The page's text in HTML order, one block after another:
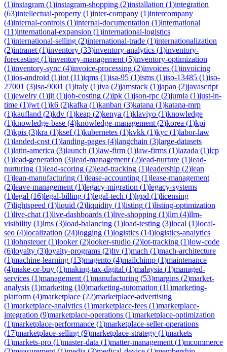
(1)instagram (1)instagram-shopping (2)installation (1)integration
(63)intellectual-property (1)inter-company (1)intercompany
(4)internal-controls (1)internal-documentation (1)international
(11)international-expansion (1)international-logistics
(1)international-selling (2)international-trade (1)internationalization
(2)intranet (1)inventory (33)inventory-analytics (1)inventory-
forecasting (1)inventory-management (5)inventory-optimization
(1)inventory-sync (4)invoice-processing (2)invoices (1)invoicing
(1)ios-android (1)iot (11)iqms (1)isa-95 (1)isms (1)iso-13485 (1)iso-
27001 (3)iso-9001 (1)italy (1)iva (2)jamstack (1)japan (2)javascript
(1)jewelry (1)jit (1)job-costing (2)jpk (1)json-rpc (2)jumia (1)just-in-
time (1)jwt (1)k6 (2)kafka (1)kanban (3)katana (1)katana-mrp
(1)kaufland (2)kdv (1)keap (2)kenya (1)klaviyo (1)knowledge
(1)knowledge-base (4)knowledge-management (2)korea (1)kpi
(3)kpis (3)kra (1)ksef(1)kubernetes (1)kvkk (1)kyc (1)labor-law
(1)landed-cost (1)landing-pages (4)langchain (3)large-datasets
(1)latin-america (3)launch (1)law-firm (1)law-firms (1)lazada (1)lcp
(1)lead-generation (3)lead-management (2)lead-nurture (1)lead-
nurturing (1)lead-scoring (2)lead-tracking (1)leadership (2)lean
(1)lean-manufacturing (1)lease-accounting (1)lease-management
(2)leave-management (1)legacy-migration (1)legacy-systems
(1)legal (16)legal-billing (1)legal-tech (1)lgpd (1)licensing
(7)lightspeed (1)liquid (2)liquidity (1)listing (1)listing-optimization
(1)live-chat (1)live-dashboards (1)live-shopping (1)llm (4)llm-
visibility (1)lms (3)load-balancing (1)load-testing (3)local (1)local-
seo (4)localization (24)logging (1)logistics (14)logistics-analytics
(1)lohnsteuer(1)looker(2)looker-studio (2)lot-tracking (1)low-code
(6)loyalty (3)loyalty-programs (2)ltv (1)mach (1)mach-architecture
(1)machine-learning (13)magento (4)mailchimp (1)maintenance
(4)make-or-buy (1)making-tax-digital (1)malaysia (1)managed-
services (1)management (1)manufacturing (53)margins (2)market-
analysis (1)marketing (10)marketing-automation (11)marketing-
platform (4)marketplace (22)marketplace-advertising
(1)marketplace-analytics (1)marketplace-fees (1)marketplace-
integration (9)marketplace-operations (1)marketplace-optimization
(1)marketplace-performance (1)marketplace-seller-operations
(17)marketplace-selling (9)marketplace-strategy (1)markets
(1)markets-pro (1)master-data (1)matter-management (1)mcommerce